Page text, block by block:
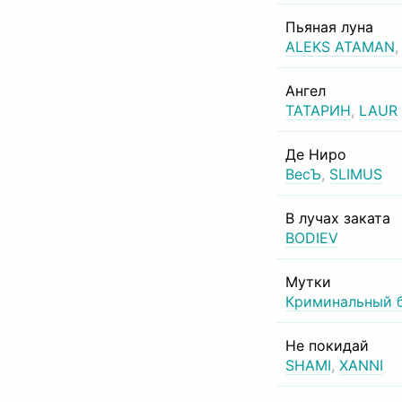
Пьяная луна
ALEKS ATAMAN,
Ангел
ТАТАРИН, LAUR
Де Ниро
ВесЪ, SLIMUS
В лучах заката
BODIEV
Мутки
Криминальный
Не покидай
SHAMI, XANNI